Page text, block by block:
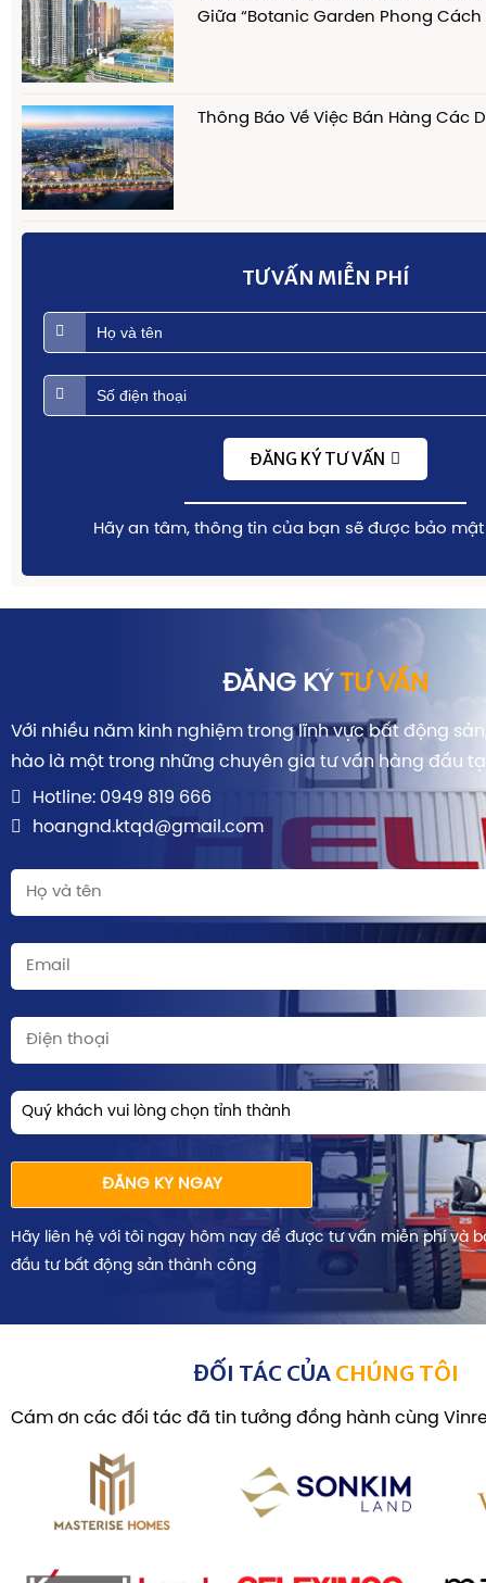
Giữa “Botanic Garden Phong Cách
Thông Báo Về Việc Bán Hàng Các
TƯ VẤN MIỄN PHÍ
ĐĂNG KÝ TƯ VẤN
Hãy an tâm, thông tin của bạn sẽ được bảo
ĐĂNG KÝ TƯ VẤN
Với nhiều năm kinh nghiệm trong lĩnh vực bất động
hào là một trong những chuyên gia tư vấn hàng đầu
Hotline: 0949 819 666
hoangnd.ktqd@gmail.com
Quý khách vui lòng chọn tỉnh thành
ĐĂNG KÝ NGAY
Hãy liên hệ với tôi ngay hôm nay để được tư vấn miễn phí và
đầu tư bất động sản thành công
ĐỐI TÁC CỦA CHÚNG TÔI
Cám ơn các đối tác đã tin tưởng đồng hành cùng